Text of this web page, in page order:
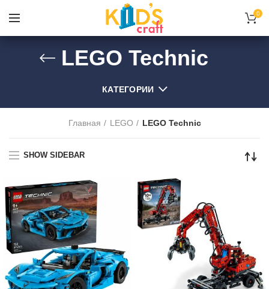
0
LEGO Technic
КАТЕГОРИИ
Главная LEGO LEGO Technic
SHOW SIDEBAR